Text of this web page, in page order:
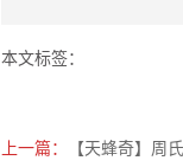
本文标签：
上一篇：
【天蜂奇】周